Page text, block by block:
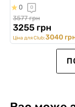
футболки,
анатомічних
0 0
3577 грн
3255 грн
Ціна для Club:3040